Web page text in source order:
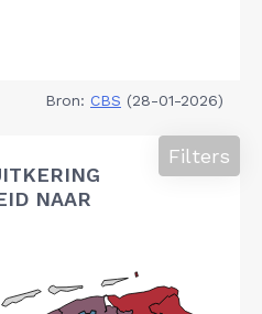
Bron: CBS (28-01-2026)
NAAR
Filters